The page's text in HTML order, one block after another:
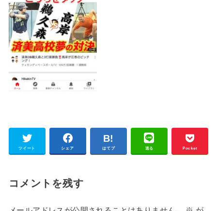
ツイート シェア はてブ 送る Pocket
コメントを残す